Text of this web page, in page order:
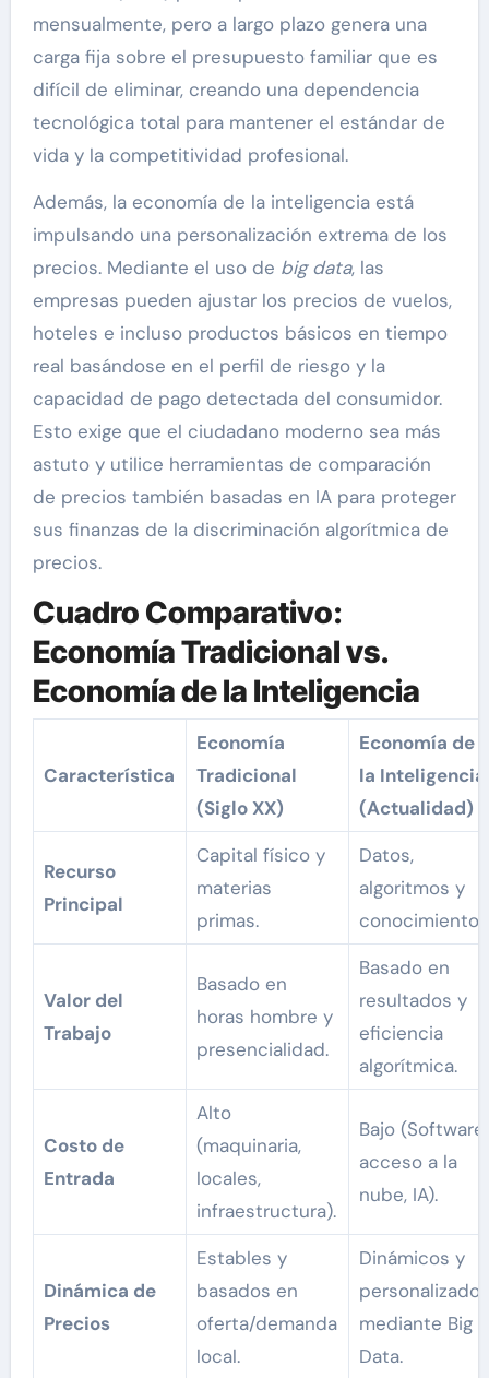
mensualmente, pero a largo plazo genera una
carga fija sobre el presupuesto familiar que es
difícil de eliminar, creando una dependencia
tecnológica total para mantener el estándar de
vida y la competitividad profesional.
Además, la economía de la inteligencia está
impulsando una personalización extrema de los
precios. Mediante el uso de big data, las
empresas pueden ajustar los precios de vuelos,
hoteles e incluso productos básicos en tiempo
real basándose en el perfil de riesgo y la
capacidad de pago detectada del consumidor.
Esto exige que el ciudadano moderno sea más
astuto y utilice herramientas de comparación
de precios también basadas en IA para proteger
sus finanzas de la discriminación algorítmica de
precios.
Cuadro Comparativo:
Economía Tradicional vs.
Economía de la Inteligencia
Característica
Economía
Tradicional
(Siglo XX)
Economía de
la Inteligencia
(Actualidad)
Recurso
Principal
Capital físico y
materias
primas.
Datos,
algoritmos y
conocimiento.
Valor del
Trabajo
Basado en
horas hombre y
presencialidad.
Basado en
resultados y
eficiencia
algorítmica.
Costo de
Entrada
Alto
(maquinaria,
locales,
infraestructura).
Bajo (Software,
acceso a la
nube, IA).
Dinámica de
Precios
Estables y
basados en
oferta/demanda
local.
Dinámicos y
personalizados
mediante Big
Data.